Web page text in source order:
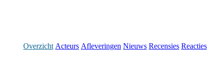
Overzicht Acteurs Afleveringen Nieuws Recensies Reacties